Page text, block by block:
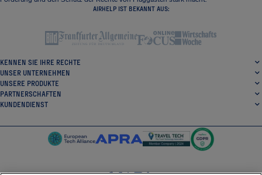
AIRHELP IST BEKANNT AUS:
KENNEN SIE IHRE RECHTE
UNSER UNTERNEHMEN
UNSERE PRODUKTE
PARTNERSCHAFTEN
KUNDENDIENST